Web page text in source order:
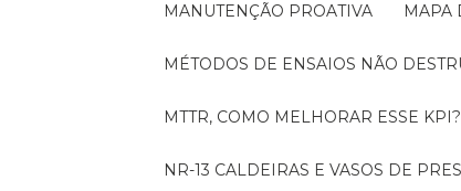
MANUTENÇÃO PROATIVA
MÉTODOS DE ENSAIOS NÃO
MTTR, COMO MELHORAR ESSE KPI?
NR-13 CALDEIRAS E VASOS DE